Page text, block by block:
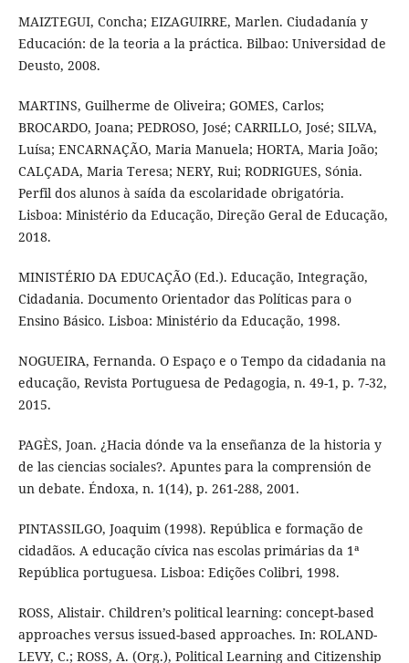
MAIZTEGUI, Concha; EIZAGUIRRE, Marlen. Ciudadanía y
Educación: de la teoria a la práctica. Bilbao: Universidad de
Deusto, 2008.
MARTINS, Guilherme de Oliveira; GOMES, Carlos;
BROCARDO, Joana; PEDROSO, José; CARRILLO, José; SILVA,
Luísa; ENCARNAÇÃO, Maria Manuela; HORTA, Maria João;
CALÇADA, Maria Teresa; NERY, Rui; RODRIGUES, Sónia.
Perfil dos alunos à saída da escolaridade obrigatória.
Lisboa: Ministério da Educação, Direção Geral de Educação,
2018.
MINISTÉRIO DA EDUCAÇÃO (Ed.). Educação, Integração,
Cidadania. Documento Orientador das Políticas para o
Ensino Básico. Lisboa: Ministério da Educação, 1998.
NOGUEIRA, Fernanda. O Espaço e o Tempo da cidadania na
educação, Revista Portuguesa de Pedagogia, n. 49-1, p. 7-32,
2015.
PAGÈS, Joan. ¿Hacia dónde va la enseñanza de la historia y
de las ciencias sociales?. Apuntes para la comprensión de
un debate. Éndoxa, n. 1(14), p. 261-288, 2001.
PINTASSILGO, Joaquim (1998). República e formação de
cidadãos. A educação cívica nas escolas primárias da 1ª
República portuguesa. Lisboa: Edições Colibri, 1998.
ROSS, Alistair. Children’s political learning: concept-based
approaches versus issued-based approaches. In: ROLAND-
LEVY, C.; ROSS, A. (Org.), Political Learning and Citizenship